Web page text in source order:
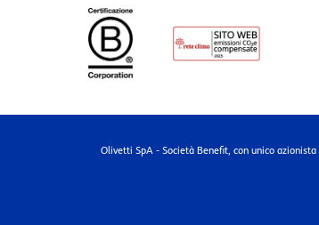
Olivetti SpA - Società Benefit, con unico azionista